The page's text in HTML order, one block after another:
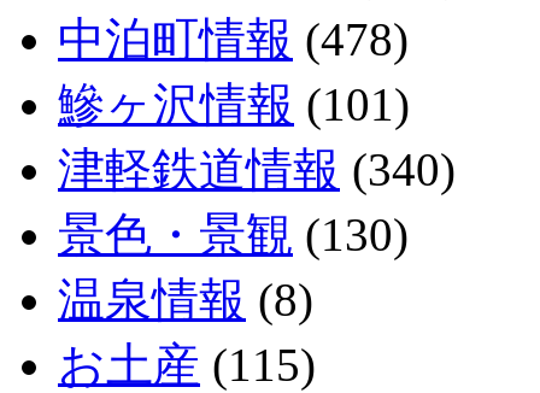
中泊町情報 (478)
鰺ヶ沢情報 (101)
津軽鉄道情報 (340)
景色・景観 (130)
温泉情報 (8)
お土産 (115)